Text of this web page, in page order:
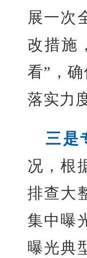
展一次
改措施
看”，
落实力
三是
况，根
排查大
集中曝
曝光典